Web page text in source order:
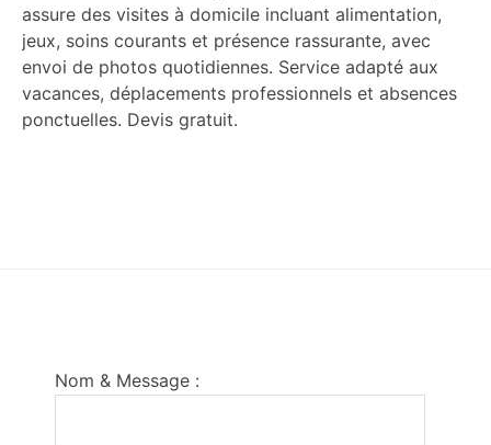
assure des visites à domicile incluant alimentation,
jeux, soins courants et présence rassurante, avec
envoi de photos quotidiennes. Service adapté aux
vacances, déplacements professionnels et absences
ponctuelles. Devis gratuit.
Nom & Message :